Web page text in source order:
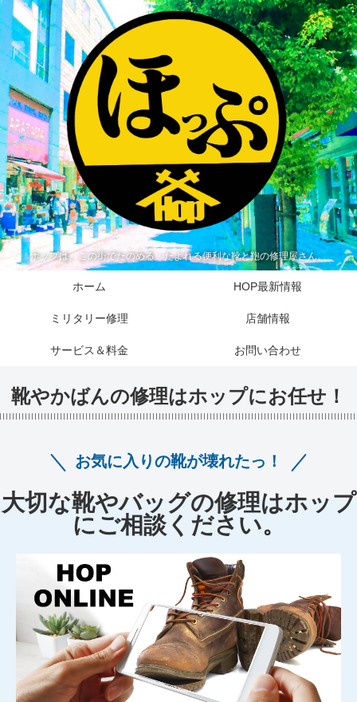
ホップは、この街でたのめる・たよれる便利な靴と鞄の修理屋さん。
ホーム HOP最新情報
ミリタリー修理 店舗情報
サービス＆料金 お問い合わせ
靴やかばんの修理はホップにお任せ！
お気に入りの靴が壊れたっ！
大切な靴やバッグの修理はホップ
にご相談ください。